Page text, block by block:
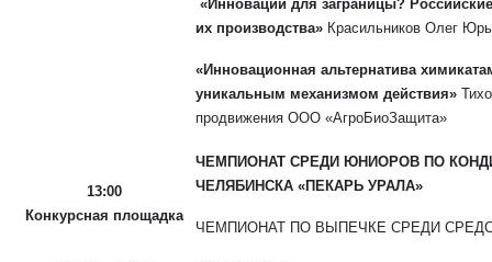
«Инновации для заграницы?
их производства» Красильников Олег
«Инновационная альтернатива
уникальным механизмом действия»
продвижения ООО «АгроБиоЗащита»
13:00
Конкурсная площадка
ЧЕМПИОНАТ СРЕДИ ЮНИОРОВ ПО
ЧЕЛЯБИНСКА «ПЕКАРЬ УРАЛА»
ЧЕМПИОНАТ ПО ВЫПЕЧКЕ СРЕДИ